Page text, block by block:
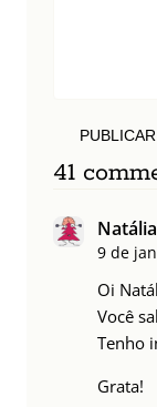
41
Natália
9 de
Oi
Você
Tenho
Grata!